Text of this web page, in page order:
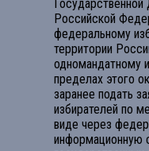
Российской
федеральному
территории
одномандатному
пределах этого
заранее подать
избирателей по
виде через
информационную